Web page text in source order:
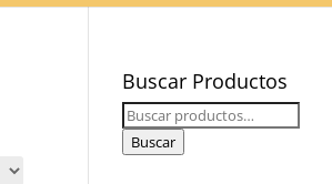
Buscar Productos
Buscar
por:
Buscar